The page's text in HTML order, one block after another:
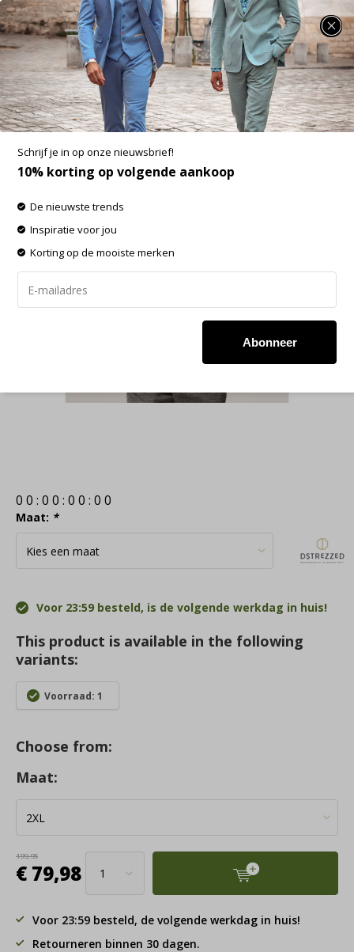
SUMMER SALE: 25% t/m 50% korting op heel veel zomerse items!
Dstrezzed Colbert Donker Grijs (111182 - 898)
Aan verlanglijst toevoegen
-60%
0 0 : 0 0 : 0 0 : 0 0
Maat: *
Voor 23:59 besteld, is de volgende werkdag in huis!
This product is available in the following
variants:
Voorraad: 1
Choose from:
Maat:
199,95
€ 79,98
Voor 23:59 besteld, de volgende werkdag in huis!
Retourneren binnen 30 dagen.
Schrijf je in op onze nieuwsbrief!
10% korting op volgende aankoop
De nieuwste trends
Inspiratie voor jou
Korting op de mooiste merken
Abonneer